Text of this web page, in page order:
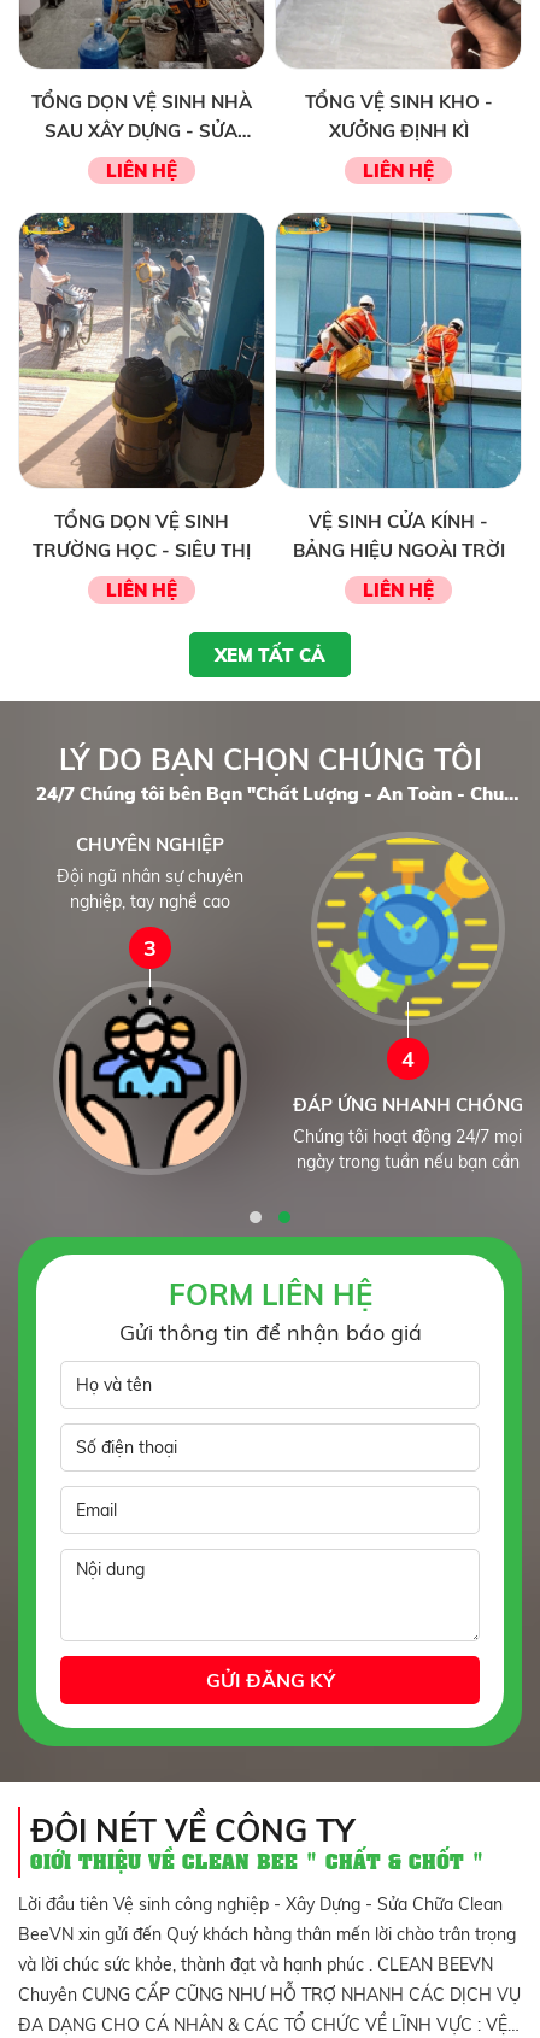
TỔNG DỌN VỆ SINH NHÀ
SAU XÂY DỰNG - SỬA
CHỮA
LIÊN HỆ
TỔNG VỆ SINH KHO -
XƯỞNG ĐỊNH KÌ
LIÊN HỆ
TỔNG DỌN VỆ SINH
TRƯỜNG HỌC - SIÊU THỊ
LIÊN HỆ
VỆ SINH CỬA KÍNH -
BẢNG HIỆU NGOÀI TRỜI
LIÊN HỆ
XEM TẤT CẢ
LÝ DO BẠN CHỌN CHÚNG TÔI
24/7 Chúng tôi bên Bạn "Chất Lượng - An Toàn - Chu
CHUYÊN NGHIỆP
Đội ngũ nhân sự chuyên
nghiệp, tay nghề cao
3
4
ĐÁP ỨNG NHANH CHÓNG
Chúng tôi hoạt động 24/7 mọi
ngày trong tuần nếu bạn cần
FORM LIÊN HỆ
Gửi thông tin để nhận báo giá
ĐÔI NÉT VỀ CÔNG TY
GIỚI THIỆU VỀ CLEAN BEE " CHẤT & CHỐT "
Lời đầu tiên Vệ sinh công nghiệp - Xây Dựng - Sửa Chữa Clean
BeeVN xin gửi đến Quý khách hàng thân mến lời chào trân trọng
và lời chúc sức khỏe, thành đạt và hạnh phúc . CLEAN BEEVN
Chuyên CUNG CẤP CŨNG NHƯ HỖ TRỢ NHANH CÁC DỊCH VỤ
ĐA DẠNG CHO CÁ NHÂN & CÁC TỔ CHỨC VỀ LĨNH VỰC : VỆ